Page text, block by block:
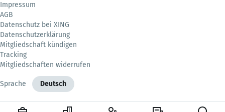
Impressum
AGB
Datenschutz bei XING
Datenschutzerklärung
Mitgliedschaft kündigen
Tracking
Mitgliedschaften widerrufen
Sprache Deutsch